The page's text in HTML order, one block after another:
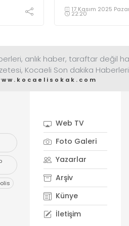
kararı kim
tarafından
17 Kasım 2025
22:20
anlık haber, taraftar değil
Kocaeli Son dakika Haberleri
Web TV
Foto Galeri
Yazarlar
Arşiv
Künye
İletişim